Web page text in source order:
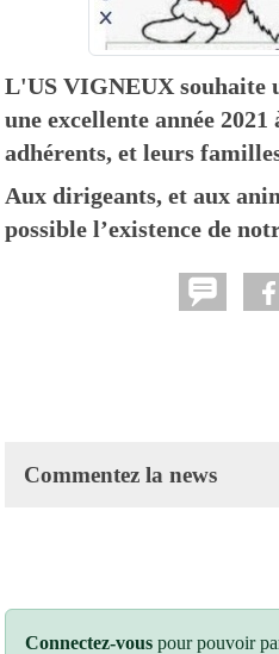
L'US VIGNEUX souhaite
une excellente année 2021
adhérents, et leurs
Aux dirigeants, et aux
possible l’existence de
Commentez la news
Connectez-vous pour pouvoir